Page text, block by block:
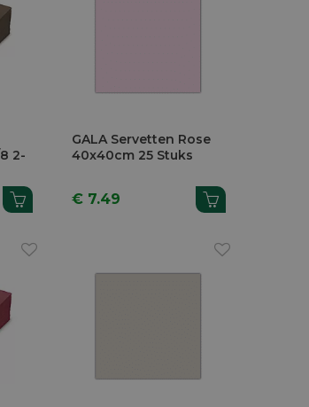
2-
GALA Servetten Rose
40x40cm 25 Stuks
€ 7.49